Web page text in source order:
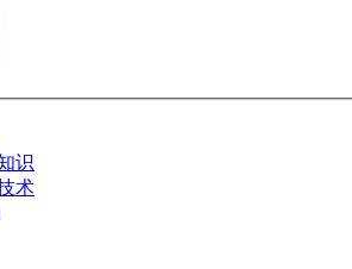
识
术